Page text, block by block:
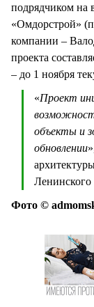
подрядчиком на
«Омдорстрой»
компании –
проекта
– до 1 ноября
«Проект
объекты и
обновлении
Фото ©